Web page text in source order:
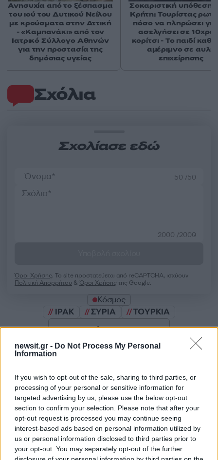
newsit.gr - Do Not Process My Personal
Information
If you wish to opt-out of the sale, sharing to third parties, or
processing of your personal or sensitive information for
targeted advertising by us, please use the below opt-out
section to confirm your selection. Please note that after your
opt-out request is processed you may continue seeing
interest-based ads based on personal information utilized by
us or personal information disclosed to third parties prior to
your opt-out. You may separately opt-out of the further
Σχόλια
Σχολίασε εδώ
50 /50
2000 /2000
Όροι Χρήσης. Το site προστατεύεται από reCAPTCHA, ισχύουν
Πολιτική Απορρήτου &Όροι Χρήσης της Google.
Κόσμος
ΙΡΑΚ
ΣΥΡΙΑ ΤΟΥΡΚΙΑ
Share:
Ακολουθήστε το Νewsit.gr στο
τελευταία νέα
της ημέρας
Ανησυχία από το ξέσπασμα
του ιού του Δυτικού Νείλου
με κρούσματα στην Αττική
- «Καμπανάκι» από τον
Ιατρικό Σύλλογο Αθηνών
για την προστασία της
δημόσιας υγείας
Σοκαριστική υπόθεση
Κρήτη: Τουρίστας
πόσο να πληρώσει
ασελγήσει σε
κορίτσι - Το παιδί
αμέριμνο σε αυλή
επιχείρησης
Πιο δημοφιλή
Marfin: Η 46χρονη πήρε προθεσμία για να